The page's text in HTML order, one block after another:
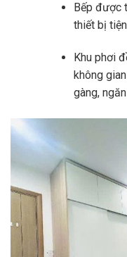
Bếp được
thiết bị
Khu phơi
không
gàng,